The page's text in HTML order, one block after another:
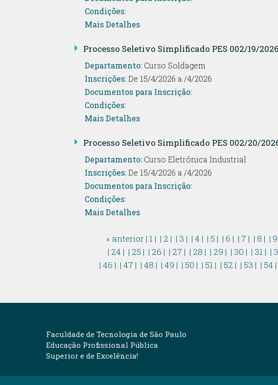
Condições:
Mais Detalhes
Processo Seletivo Simplificado PES 002/19/
Departamento:Curso Soldagem
Inscrições:De 15/4/2026 a /4/2026
Documentos para Inscrição:
Condições:
Mais Detalhes
Processo Seletivo Simplificado PES 002/20/
Departamento:Curso Eletrônica Industrial
Inscrições:De 15/4/2026 a /4/2026
Documentos para Inscrição:
Condições:
Mais Detalhes
« anterior | 1 | | 2 | | 3 | | 4 | | 5 | | 6 | | 7 | | 8 | |
| 24 | | 25 | | 26 | | 27 | | 28 | | 29 | | 30 | | 31 | |
| 46 | | 47 | | 48 | | 49 | | 50 | | 51 | | 52 | | 53 | | 54 |
Faculdade de Tecnologia de São Paulo
Educação Profissional Pública
Superior e de Excelência!